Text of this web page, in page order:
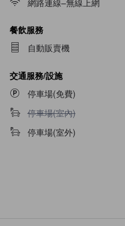
餐飲服務
自動販賣機
交通服務/設施
停車場(免費)
不提供停車場(室內)
停車場(室內)
停車場(室外)